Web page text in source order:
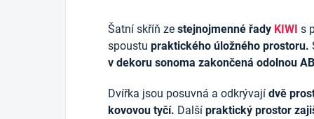
Šatní skříň ze stejnojmenné řady KIWI s
spoustu praktického úložného prostoru.
v dekoru sonoma zakončená odolnou
Dvířka jsou posuvná a odkrývají dvě
kovovou tyčí. Další praktický prostor